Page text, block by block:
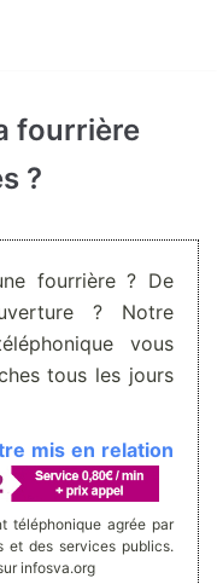
fourrière
?
fourrière ? De
? Notre
vous
tous les jours
mis en relation
téléphonique agrée par
et des services publics.
infosva.org